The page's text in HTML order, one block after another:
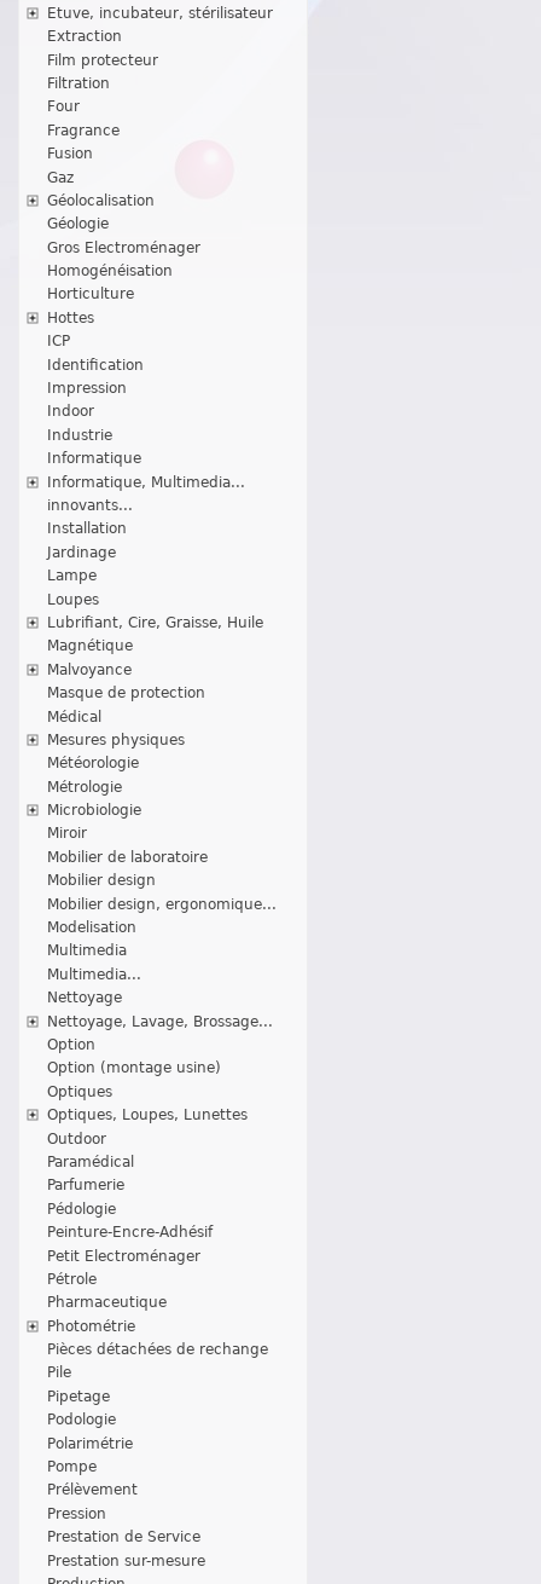
Etuve, incubateur, stérilisateur
Extraction
Film protecteur
Filtration
Four
Fragrance
Fusion
Gaz
Géolocalisation
Géologie
Gros Electroménager
Homogénéisation
Horticulture
Hottes
ICP
Identification
Impression
Indoor
Industrie
Informatique
Informatique, Multimedia...
innovants...
Installation
Jardinage
Lampe
Loupes
Lubrifiant, Cire, Graisse, Huile
Magnétique
Malvoyance
Masque de protection
Médical
Mesures physiques
Météorologie
Métrologie
Microbiologie
Miroir
Mobilier de laboratoire
Mobilier design
Mobilier design, ergonomique...
Modelisation
Multimedia
Multimedia...
Nettoyage
Nettoyage, Lavage, Brossage...
Option
Option (montage usine)
Optiques
Optiques, Loupes, Lunettes
Outdoor
Paramédical
Parfumerie
Pédologie
Peinture-Encre-Adhésif
Petit Electroménager
Pétrole
Pharmaceutique
Photométrie
Pièces détachées de rechange
Pile
Pipetage
Podologie
Polarimétrie
Pompe
Prélèvement
Pression
Prestation de Service
Prestation sur-mesure